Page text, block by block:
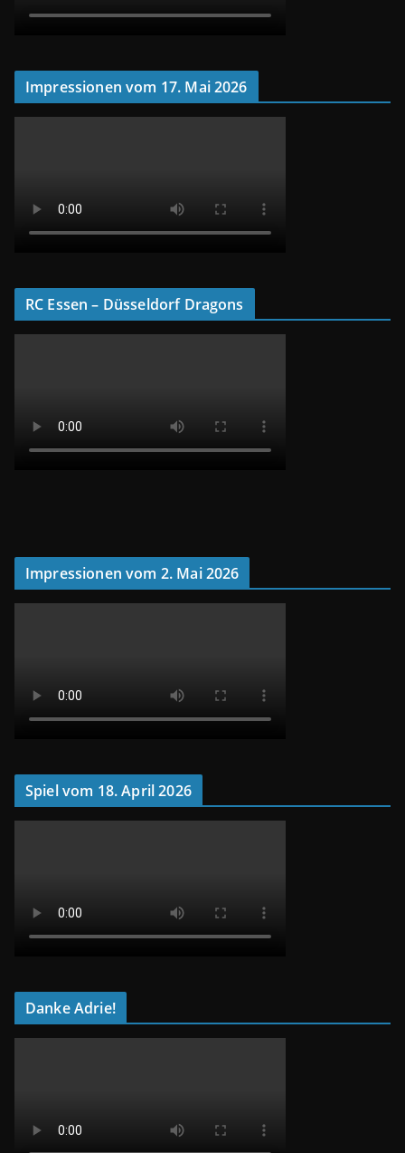
Impressionen vom 17. Mai 2026
RC Essen – Düsseldorf Dragons
Impressionen vom 2. Mai 2026
Spiel vom 18. April 2026
Danke Adrie!